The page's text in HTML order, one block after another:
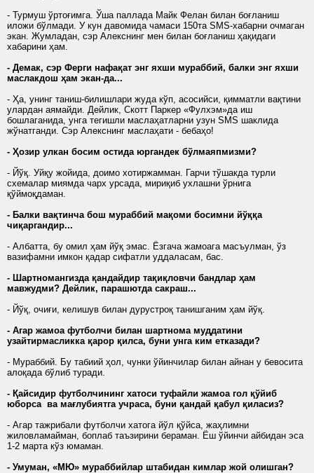
- Турмуш ўртоғимга. Ўша паллада Майк Фелан билан боғланиш
иложи бўлмади. У кун давомида чамаси 150та SMS-хабарни очмаган
экан. Жумладан, сэр Алекснинг мен билан боғланиш ҳақидаги
хабарини ҳам.
- Демак, сэр Ферги нафақат энг яхши мураббий, балки энг яхши
маслакдош ҳам экан-да...
- Ҳа, унинг таниш-билишлари жуда кўп, асосийси, қимматли вақтини
улардан аямайди. Дейлик, Скотт Паркер «Фулхэм»да иш
бошлаганида, унга тегишли маслаҳатларни узун SMS шаклида
жўнатганди. Сэр Алекснинг маслаҳати - бебаҳо!
- Ҳозир улкан босим остида юргандек бўлмаяпмизми?
- Йўқ. Уйқу жойида, доимо хотиржамман. Гарчи тўшакда турли
схемалар миямда чарх урсада, мириқиб ухлашни ўрнига
қўймоқдаман.
- Балки вақтинча бош мураббий мақоми босимни йўққа
чиқаргандир...
- Албатта, бу омил ҳам йўқ эмас. Ёзгача жамоага масъулман, ўз
вазифамни имкон қадар сифатли уддаласам, бас.
- Шартномангизда қандайдир тақиқловчи бандлар ҳам
мавжудми? Дейлик, парашютда сакраш...
- Йўқ, очиғи, келишув билан дурустроқ танишганим ҳам йўқ.
- Агар жамоа футболчи билан шартнома муддатини
узайтирмасликка қарор қилса, буни унга ким етказади?
- Мураббий. Бу табиий ҳол, чунки ўйинчилар билан айнан у бевосита
алоқада бўлиб туради.
- Қайсидир футболчининг хатоси туфайли жамоа гол қўйиб
юборса ва мағлубиятга учраса, буни қандай қабул қиласиз?
- Агар тажрибали футболчи хатога йўл қўйса, жаҳлимни
жиловламайман, боплаб таъзирини бераман. Ёш ўйинчи айбидан эса
1-2 марта кўз юмаман.
- Умуман, «МЮ» мураббийлар штабидан кимлар жой олишган?